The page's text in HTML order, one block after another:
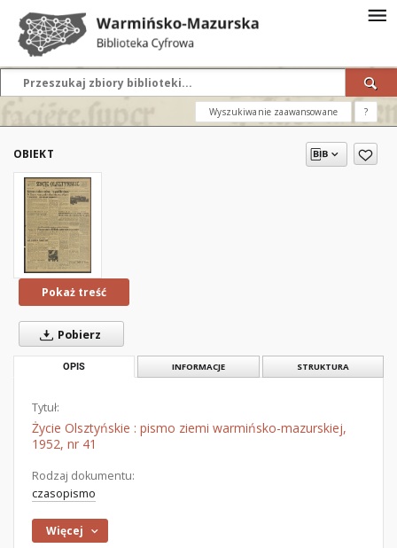
Wyszukiwanie zaawansowane ?
OBIEKT
Pokaż treść
Pobierz
OPIS INFORMACJE STRUKTURA
Tytuł:
Życie Olsztyńskie : pismo ziemi warmińsko-mazurskiej,
1952, nr 41
Rodzaj dokumentu:
czasopismo
Więcej